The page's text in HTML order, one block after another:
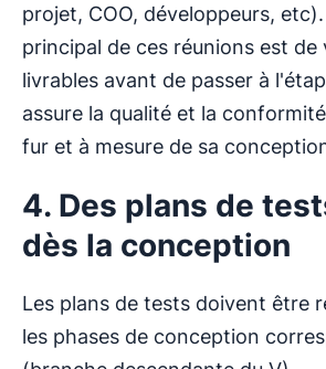
projet, COO, développeurs, etc).
principal de ces réunions est de
livrables avant de passer à
assure la qualité et la
fur et à mesure de sa
4. Des plans de
dès la conception
Les plans de tests doivent être
les phases de conception